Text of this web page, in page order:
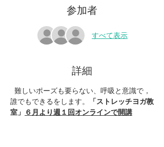
参加者
すべて表示
詳細
難しいポーズも要らない、呼吸と意識で，
誰でもできるを します。
「ストレッチヨガ教
室」
６月より週１回オンラインで開講